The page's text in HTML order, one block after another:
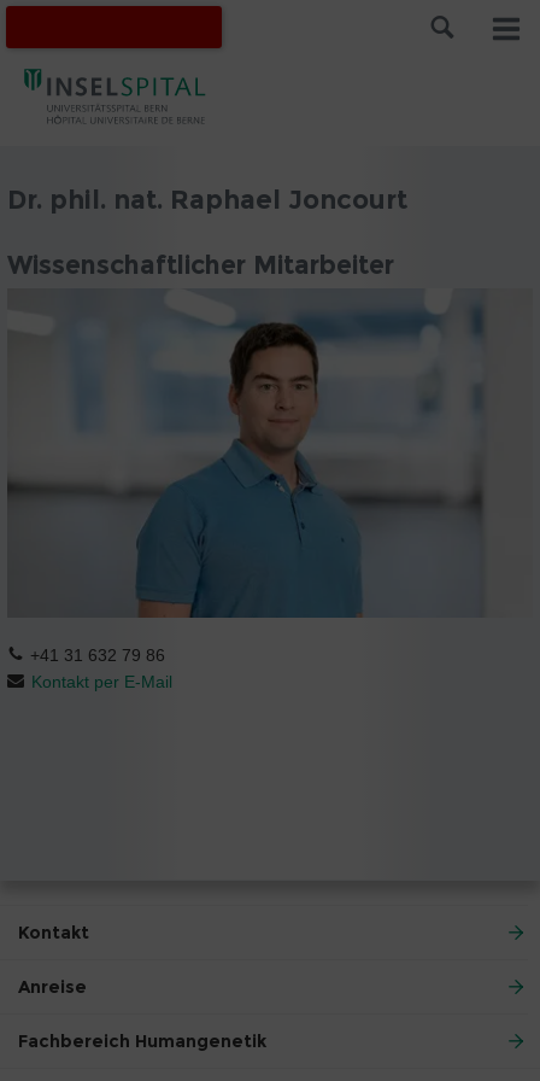
Dr. phil. nat. Raphael Joncourt
Wissenschaftlicher Mitarbeiter
+41 31 632 79 86
Kontakt per E-Mail
Kontakt
Anreise
Fachbereich Humangenetik